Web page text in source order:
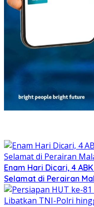
Enam Hari Dicari, 4
Selamat di Perairan